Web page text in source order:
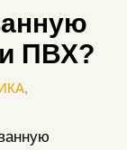
ПВХ?
,